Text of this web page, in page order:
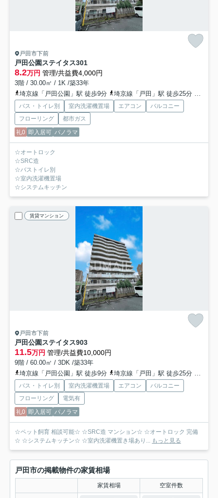
戸田市下前
戸田公園ステイタス301
8.2万円 管理/共益費4,000円
3階 / 30.00㎡ / 1K /築33年
埼京線「戸田公園」駅 徒歩9分
埼京線「戸田」駅 徒歩25分 埼京
バス・トイレ別 室内洗濯機置場 エアコン
バルコニー
フローリング
都市ガス
礼0 即入居可 パノラマ
☆オートロック
☆SRC造
☆バストイレ別
☆室内洗濯機置場
☆システムキッチン
賃貸マンション
戸田市下前
戸田公園ステイタス903
11.5万円 管理/共益費10,000円
9階 / 60.00㎡ / 3DK /築33年
埼京線「戸田公園」駅 徒歩9分
埼京線「戸田」駅 徒歩25分 埼京
バス・トイレ別 室内洗濯機置場 エアコン
バルコニー
フローリング
電気有
礼0 即入居可 パノラマ
☆ペット飼育 相談可能☆ ☆SRC造 マンション☆ ☆オートロック 完備
☆ ☆システムキッチン☆ ☆室内洗濯機置き場あり... もっと見る
戸田市の掲載物件の家賃相場
家賃相場 空室件数